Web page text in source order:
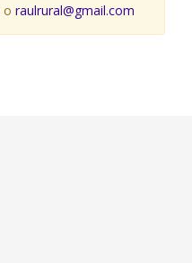
o raulrural@gmail.com